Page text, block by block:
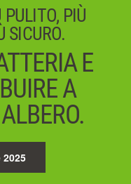
PULITO, PIÙ
SICURO.
E
A